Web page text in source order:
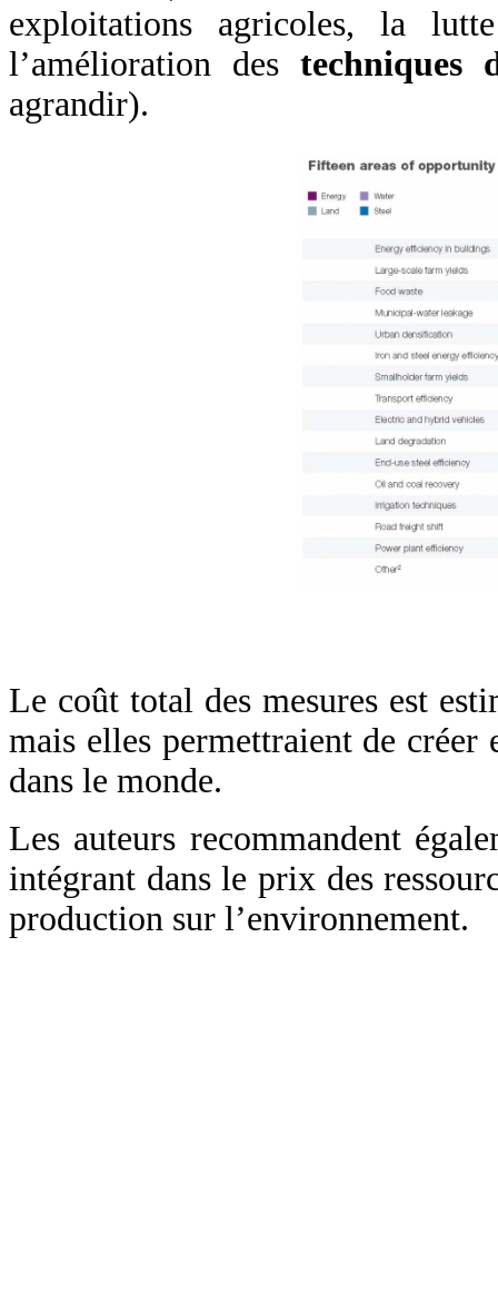
exploitations agricoles, la
l’amélioration des techniques
agrandir).
Le coût total des mesures est
mais elles permettraient de
dans le monde.
Les auteurs recommandent
intégrant dans le prix des
production sur l’environnement.